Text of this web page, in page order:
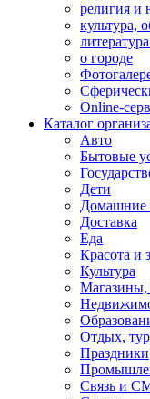
религия и
культура,
о городе
Online-
Каталог
Авто
Бытовые
Дети
Домашние
Доставка
Еда
Красота и
Культура
Магазины,
Отдых,
Праздники
Связь и